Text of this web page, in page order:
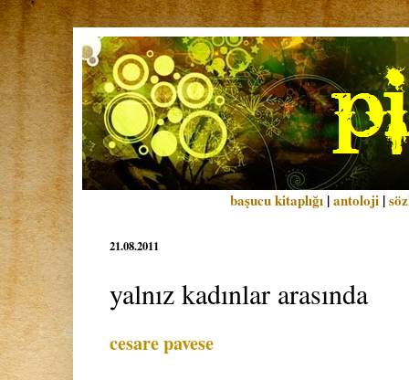
başucu kitaplığı |antoloji |
21.08.2011
yalnız kadınlar arasında
cesare pavese